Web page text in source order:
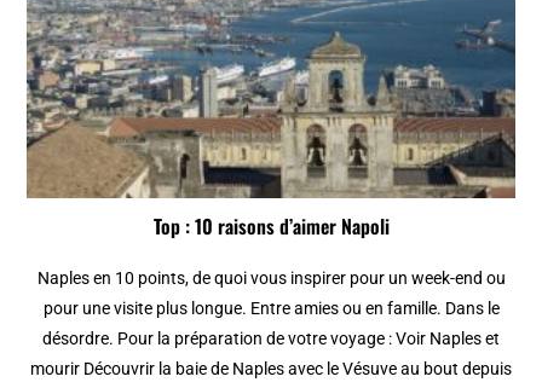
Top : 10 raisons d’aimer Napoli
Naples en 10 points, de quoi vous inspirer pour un week-end ou
pour une visite plus longue. Entre amies ou en famille. Dans le
désordre. Pour la préparation de votre voyage : Voir Naples et
mourir Découvrir la baie de Naples avec le Vésuve au bout depuis